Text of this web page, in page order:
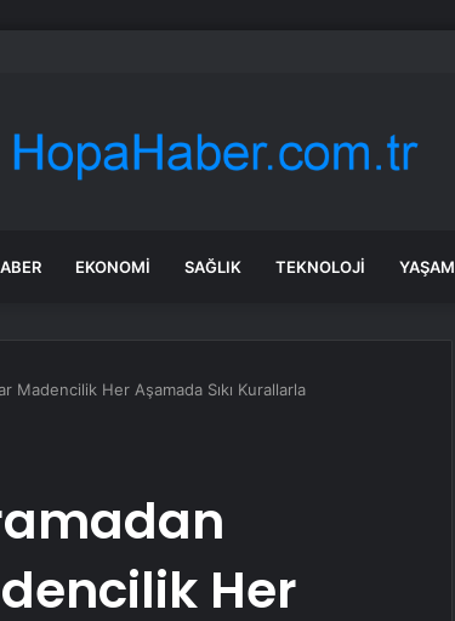
gitmeden bir sağlık raporuyla 17 yıl boyunca maaş aldı
EKONOMI SAĞLIK TEKNOLOJI YAŞAM
Madencilik Her Aşamada Sıkı Kurallarla
Her